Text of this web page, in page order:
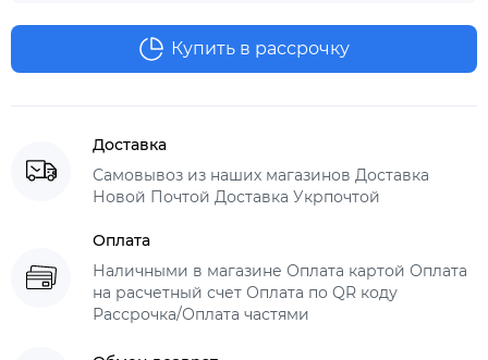
Купить в рассрочку
Доставка
Самовывоз из наших магазинов Доставка
Новой Почтой Доставка Укрпочтой
Оплата
Наличными в магазине Оплата картой Оплата
на расчетный счет Оплата по QR коду
Рассрочка/Оплата частями